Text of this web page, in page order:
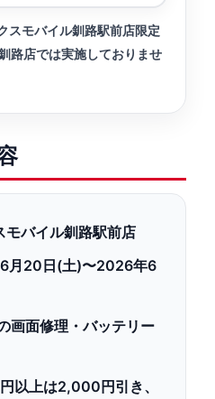
スモバイル釧路駅前店限定
路店では実施しておりませ
モバイル釧路駅前店
月20日(土)〜2026年6
画面修理・バッテリー
以上は2,000円引き、